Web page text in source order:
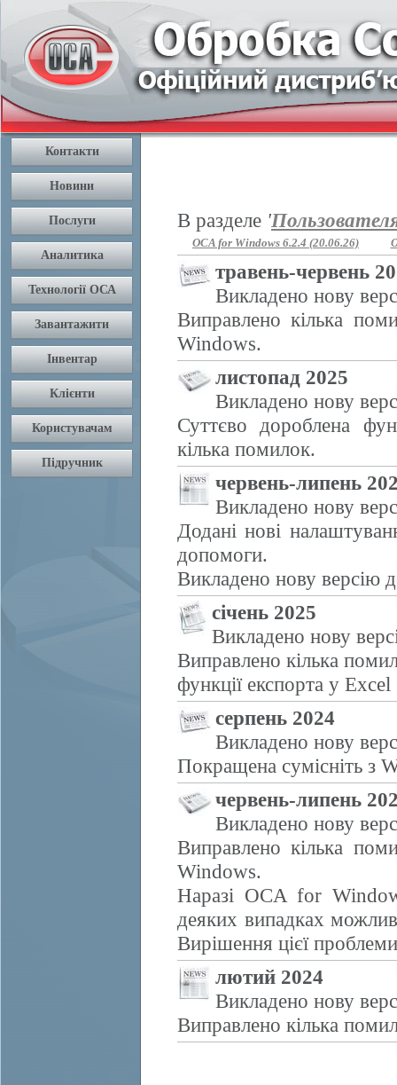
В разделе '
OCA for Windows 6.2.4 (20.06.26)
травень-червень
Викладено нову
Виправлено кілька
Windows.
листопад 2025
Викладено нову
Суттєво дороблена
кілька помилок.
червень-липень
Викладено нову
Додані нові
допомоги.
Викладено нову версію
січень 2025
Викладено нову
Виправлено кілька
функції експорта у Excel
серпень 2024
Викладено нову
Покращена сумісніть з
червень-липень
Викладено нову
Виправлено кілька
Windows.
Наразі OCA for
деяких випадках
Вирішення цієї
лютий 2024
Викладено нову
Виправлено кілька